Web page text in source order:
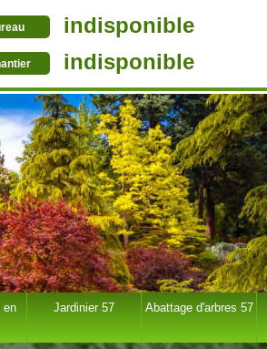
indisponible
indisponible
en
Jardinier 57 Abattage d'arbres 57